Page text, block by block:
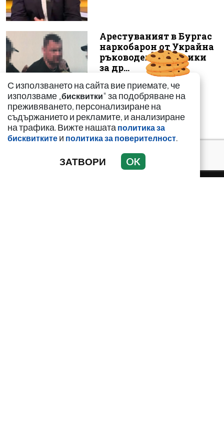
Арестуваният в Бургас
наркобарон от Украйна
ръководел 14 фабрики
за др...
С използването на сайта вие приемате, че
използваме „бисквитки" за подобряване на
преживяването, персонализиране на
съдържанието и рекламите, и анализиране
на трафика. Вижте нашата политика за
бисквитките и политика за поверителност.
ЗАТВОРИ OK